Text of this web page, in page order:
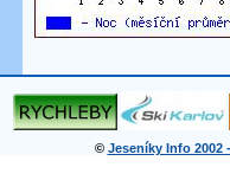
© Jeseníky Info 2002